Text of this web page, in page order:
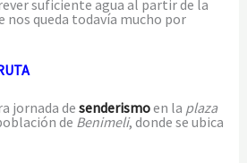
suficiente agua al partir de la
nos queda todavía mucho por
jornada de senderismoen la plaza
de Benimeli, donde se ubica